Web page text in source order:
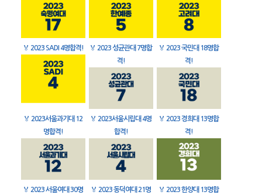
🏅 2023 SADI 4명합격! 🏅 2023 성균관대 7명합
격!
🏅 2023 국민대 18명합
격!
🏅 2023서울과기대 12
명합격!
🏅 2023서울시립대 4명
합격!
🏅 2023 경희대 13명합
격!
🏅 2023 서울여대 30명
🏅 2023 동덕여대 21명
🏅 2023 한양대 13명합